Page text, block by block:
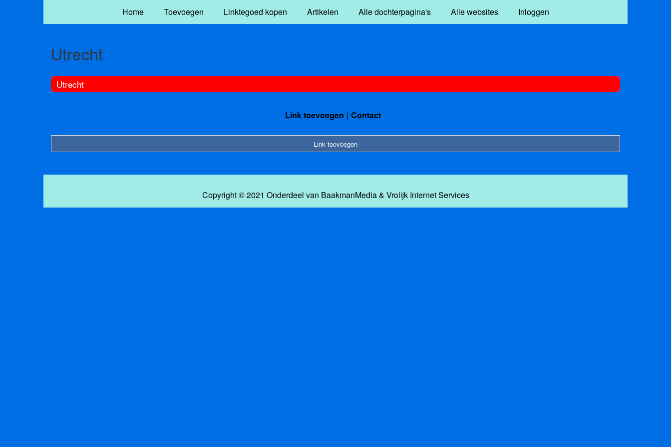
Home Toevoegen Linktegoed kopen Artikelen Alle dochterpagina's Alle websites Inloggen
Utrecht
Utrecht
Link toevoegen Contact
Link toevoegen
Copyright © 2021 Onderdeel van BaakmanMedia& Vrolijk Internet Services